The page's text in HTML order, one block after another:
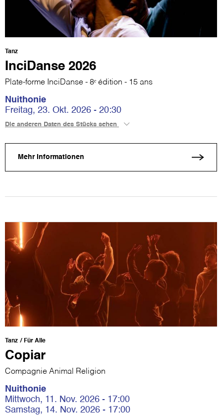
Tanz
InciDanse 2026
Plate-forme InciDanse - 8ᵉ édition - 15 ans
Nuithonie
Freitag, 23. Okt. 2026 - 20:30
Die anderen Daten des Stücks sehen
Mehr Informationen
Tanz Für Alle
Copiar
Compagnie Animal Religion
Nuithonie
Mittwoch, 11. Nov. 2026 - 17:00
Samstag, 14. Nov. 2026 - 17:00